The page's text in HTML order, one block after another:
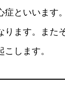
症といいます
ります。また
します。